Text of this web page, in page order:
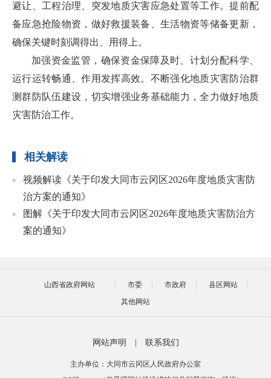
避让、工程治理、突发地质灾害应急处置等工作。提前配
备应急抢险物资，做好救援装备、生活物资等储备更新，
确保关键时刻调得出、用得上。
加强资金监管，确保资金保障及时、计划分配科学、
运行运转畅通、作用发挥高效。不断强化地质灾害防治群
测群防队伍建设，切实增强业务基础能力，全力做好地质
灾害防治工作。
相关解读
视频解读《关于印发大同市云冈区2026年度地质灾害防
治方案的通知》
图解《关于印发大同市云冈区2026年度地质灾害防治方
案的通知》
山西省政府网站 市委 市政府
县区网站
其他网站
网站声明 联系我们
主办单位：大同市云冈区人民政府办公室